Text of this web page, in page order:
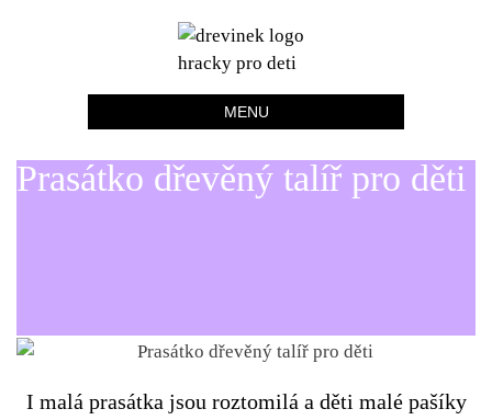
Dřevínek
MENU
Prasátko dřevěný talíř pro děti
I malá prasátka jsou roztomilá a děti malé pašíky